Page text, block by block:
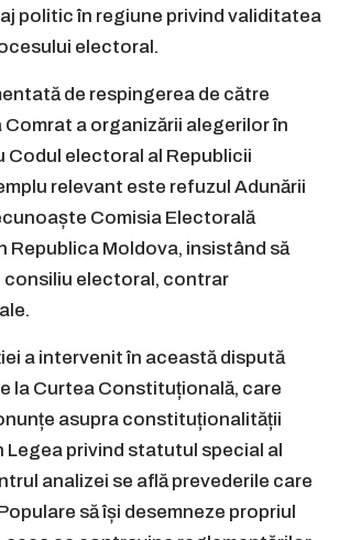
politic în regiune privind validitatea
electoral.
de respingerea de către
a organizării alegerilor în
electoral al Republicii
relevant este refuzul Adunării
Comisia Electorală
Republica Moldova, insistând să
consiliu electoral, contrar
a intervenit în această dispută
la Curtea Constituțională, care
asupra constituționalității
Legea privind statutul special al
analizei se află prevederile care
să își desemneze propriul